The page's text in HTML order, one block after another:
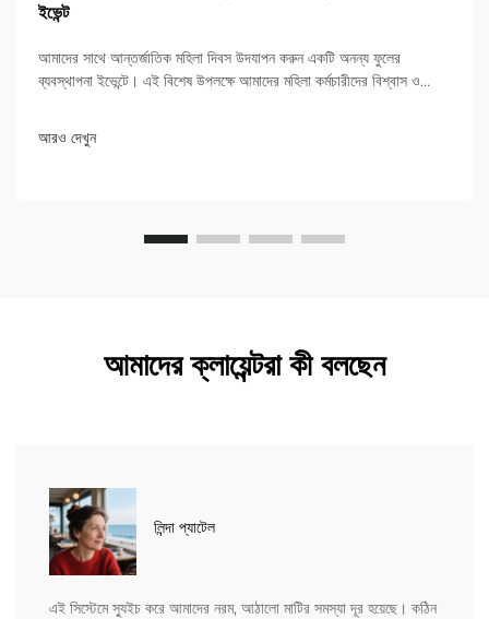
ইভেন্ট
আমাদের সাথে আন্তর্জাতিক মহিলা দিবস উদযাপন করুন একটি অনন্য ফুলের
ব্যবস্থাপনা ইভেন্টে। এই বিশেষ উপলক্ষে আমাদের মহিলা কর্মচারীদের বিশ্বাস ও
আরও দেখুন
আমাদের ক্লায়েন্টরা কী বলছেন
লিন্দা প্যাটেল
এই সিস্টেমে স্যুইচ করে আমাদের নরম, আঠালো মাটির সমস্যা দূর হয়েছে। কঠিন